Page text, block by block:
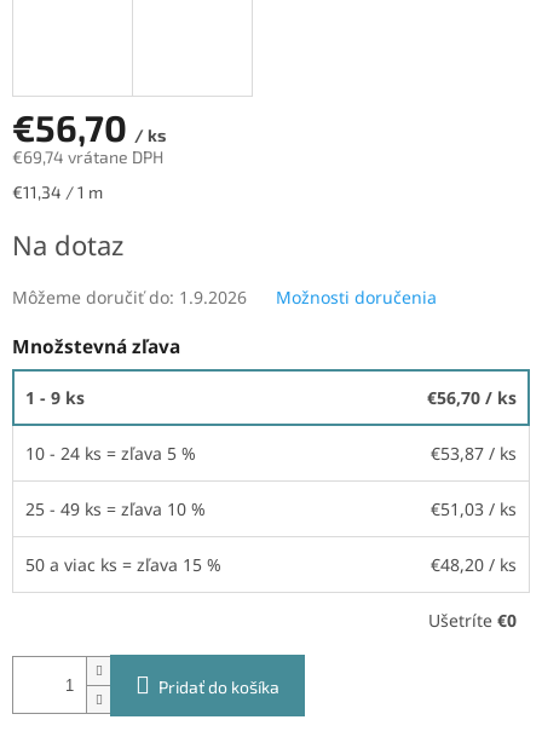
€56,70 / ks
€69,74 vrátane DPH
Jednotková
€11,34 / 1 m
Na dotaz
Môžeme doručiť do: 1.9.2026 Možnosti doručenia
Množstevná zľava
1 - 9 ks €56,70 / ks
10 - 24 ks = zľava 5 % €53,87 / ks
25 - 49 ks = zľava 10 % €51,03 / ks
50 a viac ks = zľava 15 % €48,20 / ks
Ušetríte €0
Pridať do košíka